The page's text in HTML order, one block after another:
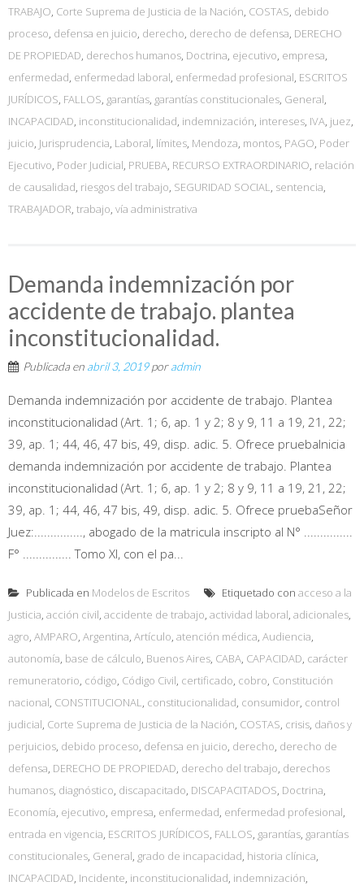
TRABAJO, Corte Suprema de Justicia de la Nación, COSTAS, debido
proceso, defensa en juicio, derecho, derecho de defensa, DERECHO
DE PROPIEDAD, derechos humanos, Doctrina, ejecutivo, empresa,
enfermedad, enfermedad laboral, enfermedad profesional, ESCRITOS
JURÍDICOS, FALLOS, garantías, garantías constitucionales, General,
INCAPACIDAD, inconstitucionalidad, indemnización, intereses, IVA, juez,
juicio, Jurisprudencia, Laboral, límites, Mendoza, montos, PAGO, Poder
Ejecutivo, Poder Judicial, PRUEBA, RECURSO EXTRAORDINARIO, relación
de causalidad, riesgos del trabajo, SEGURIDAD SOCIAL, sentencia,
TRABAJADOR, trabajo, vía administrativa
Demanda indemnización por
accidente de trabajo. plantea
inconstitucionalidad.
Publicada en abril 3, 2019poradmin
Demanda indemnización por accidente de trabajo. Plantea
inconstitucionalidad (Art. 1; 6, ap. 1 y 2; 8 y 9, 11 a 19, 21, 22;
39, ap. 1; 44, 46, 47 bis, 49, disp. adic. 5. Ofrece pruebaInicia
demanda indemnización por accidente de trabajo. Plantea
inconstitucionalidad (Art. 1; 6, ap. 1 y 2; 8 y 9, 11 a 19, 21, 22;
39, ap. 1; 44, 46, 47 bis, 49, disp. adic. 5. Ofrece pruebaSeñor
Juez:..............., abogado de la matricula inscripto al N° ...............
F° ............... Tomo XI, con el pa...
Publicada en Modelos de Escritos Etiquetado con acceso a la
Justicia, acción civil, accidente de trabajo, actividad laboral, adicionales,
agro, AMPARO, Argentina, Artículo, atención médica, Audiencia,
autonomía, base de cálculo, Buenos Aires, CABA, CAPACIDAD, carácter
remuneratorio, código, Código Civil, certificado, cobro, Constitución
nacional, CONSTITUCIONAL, constitucionalidad, consumidor, control
judicial, Corte Suprema de Justicia de la Nación, COSTAS, crisis, daños y
perjuicios, debido proceso, defensa en juicio, derecho, derecho de
defensa, DERECHO DE PROPIEDAD, derecho del trabajo, derechos
humanos, diagnóstico, discapacitado, DISCAPACITADOS, Doctrina,
Economía, ejecutivo, empresa, enfermedad, enfermedad profesional,
entrada en vigencia, ESCRITOS JURÍDICOS, FALLOS, garantías, garantías
constitucionales, General, grado de incapacidad, historia clínica,
INCAPACIDAD, Incidente, inconstitucionalidad, indemnización,